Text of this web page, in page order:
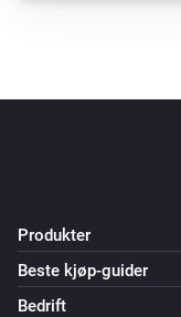
Produkter
Beste kjøp-guider
Bedrift